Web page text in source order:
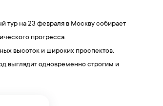
тур на 23 февраля в Москву собирает
прогресса.
высоток и широких проспектов.
выглядит одновременно строгим и